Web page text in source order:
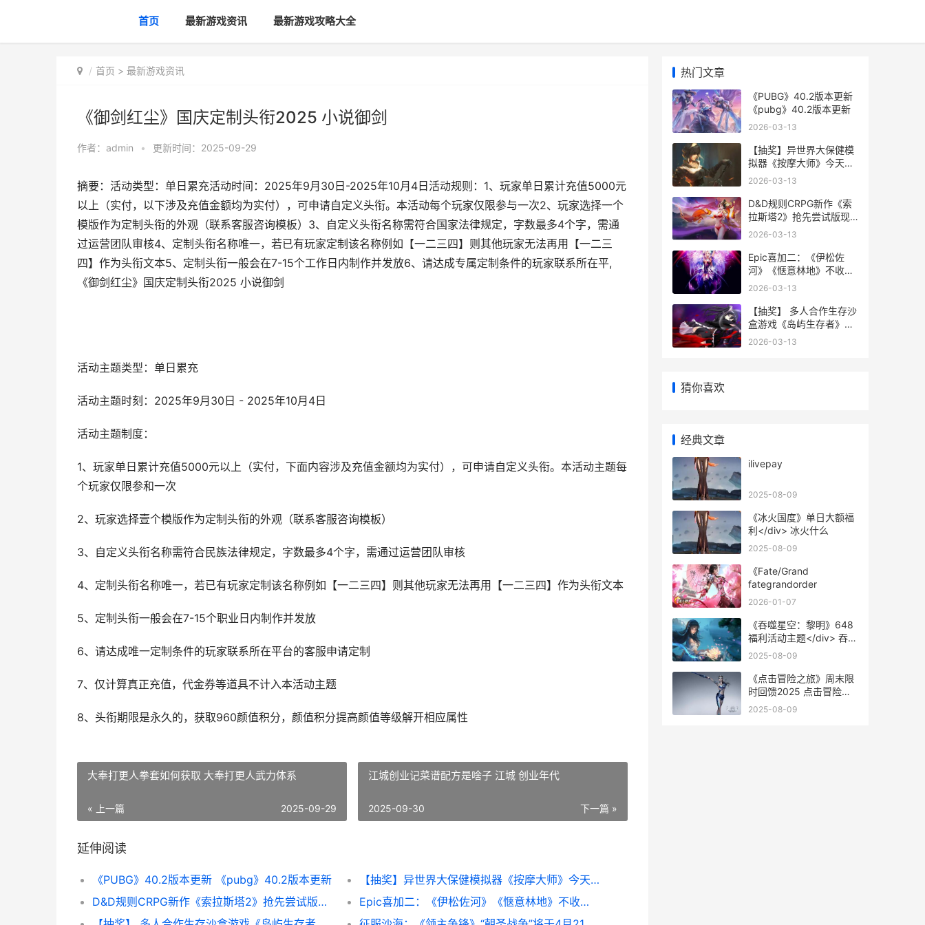
首页 最新游戏资讯 最新游戏攻略大全
首页 > 最新游戏资讯
《御剑红尘》国庆定制头衔2025 小说御剑
作者： admin • 更新时间：2025-09-29
摘要：活动类型：单日累充活动时间：2025年9月30日-2025年10月4日活动规则：1、玩家单日累计充值5000元
以上（实付，以下涉及充值金额均为实付），可申请自定义头衔。本活动每个玩家仅限参与一次2、玩家选择一个
模版作为定制头衔的外观（联系客服咨询模板）3、自定义头衔名称需符合国家法律规定，字数最多4个字，需通
过运营团队审核4、定制头衔名称唯一，若已有玩家定制该名称例如【一二三四】则其他玩家无法再用【一二三
四】作为头衔文本5、定制头衔一般会在7-15个工作日内制作并发放6、请达成专属定制条件的玩家联系所在平,
《御剑红尘》国庆定制头衔2025 小说御剑
活动主题类型：单日累充
活动主题时刻：2025年9月30日 - 2025年10月4日
活动主题制度：
1、玩家单日累计充值5000元以上（实付，下面内容涉及充值金额均为实付），可申请自定义头衔。本活动主题每
个玩家仅限参和一次
2、玩家选择壹个模版作为定制头衔的外观（联系客服咨询模板）
3、自定义头衔名称需符合民族法律规定，字数最多4个字，需通过运营团队审核
4、定制头衔名称唯一，若已有玩家定制该名称例如【一二三四】则其他玩家无法再用【一二三四】作为头衔文本
5、定制头衔一般会在7-15个职业日内制作并发放
6、请达成唯一定制条件的玩家联系所在平台的客服申请定制
7、仅计算真正充值，代金券等道具不计入本活动主题
8、头衔期限是永久的，获取960颜值积分，颜值积分提高颜值等级解开相应属性
大奉打更人拳套如何获取 大奉打更人武力体系
« 上一篇 2025-09-29
江城创业记菜谱配方是啥子 江城 创业年代
下一篇 »
2025-09-30
延伸阅读
《PUBG》40.2版本更新 《pubg》40.2版本更新
【抽奖】异世界大保健模拟器《按摩大师》今天正式登陆Steam 异世界抽奖无双
D&D规则CRPG新作《索拉斯塔2》抢先尝试版现已推出 drc规则有哪些
Epic喜加二：《伊松佐河》《惬意林地》不收费领 epic喜加一网站
热门文章
《PUBG》40.2版本更新
《pubg》40.2版本更新
2026-03-13
【抽奖】异世界大保健模
拟器《按摩大师》今天正
式登陆Steam 异世界抽奖
2026-03-13
D&D规则CRPG新作《索
拉斯塔2》抢先尝试版现
已推出 drc规则有哪些
2026-03-13
Epic喜加二：《伊松佐
河》《惬意林地》不收费
领 epic喜加一网站
2026-03-13
【抽奖】 多人合作生存沙
盒游戏《岛屿生存者》最
新DLC“冰霜堡垒”今天上
2026-03-13
猜你喜欢
经典文章
ilivepay
2025-08-09
《冰火国度》单日大额福
利</div> 冰火什么
2025-08-09
《Fate/Grand
fategrandorder
2026-01-07
《吞噬星空：黎明》648
福利活动主题</div> 吞噬
星空黎明内购破解版
2025-08-09
《点击冒险之旅》周末限
时回馈2025 点击冒险之
旅JOJO
2025-08-09